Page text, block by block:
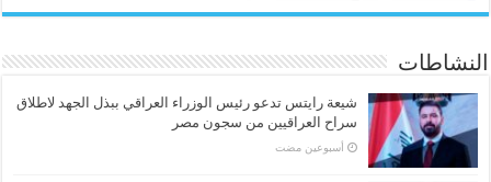
النشاطات
شيعة رايتس تدعو رئيس الوزراء العراقي ببذل الجهد لاطلاق
سراح العراقيين من سجون مصر
‏أسبوعين مضت